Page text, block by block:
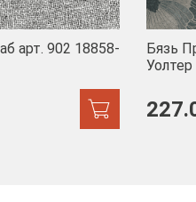
арт. 902 18858-
Бязь
Уолтер